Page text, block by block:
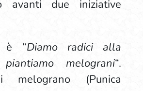
avanti due iniziative
è “Diamo radici alla
piantiamo melograni“.
melograno (Punica